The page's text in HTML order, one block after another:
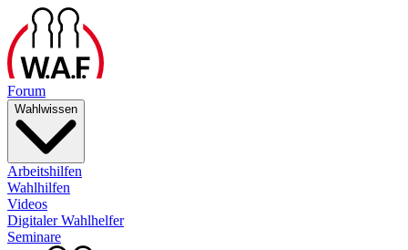
Forum
Wahlwissen
Arbeitshilfen
Wahlhilfen
Videos
Digitaler Wahlhelfer
Seminare